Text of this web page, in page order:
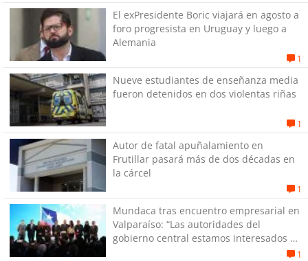
El exPresidente Boric viajará en agosto a
foro progresista en Uruguay y luego a
Alemania
1
Nueve estudiantes de enseñanza media
fueron detenidos en dos violentas riñas
1
Autor de fatal apuñalamiento en
Frutillar pasará más de dos décadas en
la cárcel
1
Mundaca tras encuentro empresarial en
Valparaíso: “Las autoridades del
gobierno central estamos interesados en
1